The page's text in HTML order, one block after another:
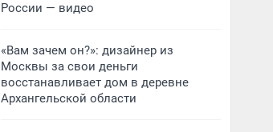
России — видео
«Вам зачем он?»: дизайнер из
Москвы за свои деньги
восстанавливает дом в деревне
Архангельской области